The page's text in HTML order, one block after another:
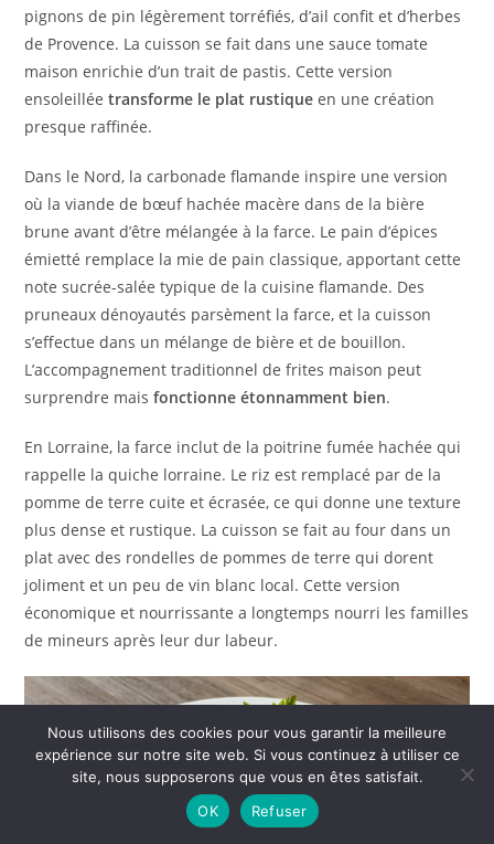
pignons de pin légèrement torréfiés, d’ail confit et d’herbes
de Provence. La cuisson se fait dans une sauce tomate
maison enrichie d’un trait de pastis. Cette version
ensoleilléetransforme le plat rustique en une création
presque raffinée.
Dans le Nord, la carbonade flamande inspire une version
où la viande de bœuf hachée macère dans de la bière
brune avant d’être mélangée à la farce. Le pain d’épices
émietté remplace la mie de pain classique, apportant cette
note sucrée-salée typique de la cuisine flamande. Des
pruneaux dénoyautés parsèment la farce, et la cuisson
s’effectue dans un mélange de bière et de bouillon.
L’accompagnement traditionnel de frites maison peut
surprendre maisfonctionne étonnamment bien.
En Lorraine, la farce inclut de la poitrine fumée hachée qui
rappelle la quiche lorraine. Le riz est remplacé par de la
pomme de terre cuite et écrasée, ce qui donne une texture
plus dense et rustique. La cuisson se fait au four dans un
plat avec des rondelles de pommes de terre qui dorent
joliment et un peu de vin blanc local. Cette version
économique et nourrissante a longtemps nourri les familles
de mineurs après leur dur labeur.
Nous utilisons des cookies pour vous garantir la meilleure
expérience sur notre site web. Si vous continuez à utiliser ce
site, nous supposerons que vous en êtes satisfait.
OK
Refuser